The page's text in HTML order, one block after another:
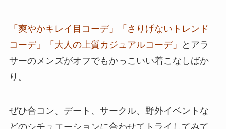
「爽やかキレイ目コーデ」「さりげないトレンド
コーデ」「大人の上質カジュアルコーデ」
とアラ
サーのメンズがオフでもかっこいい着こなしばか
り。
ぜひ合コン、デート、サークル、野外イベントな
どのシチュエーションに合わせてトライしてみて